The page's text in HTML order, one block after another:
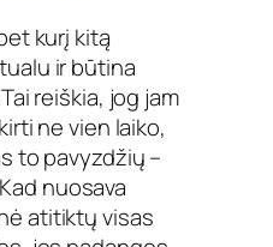
kurį kitą
ir būtina
reiškia, jog jam
ne vien laiko,
to pavyzdžių –
nuosava
atitiktų visas